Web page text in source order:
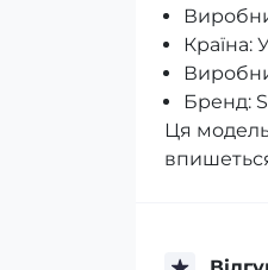
Країна:
Бренд:
Ця модель